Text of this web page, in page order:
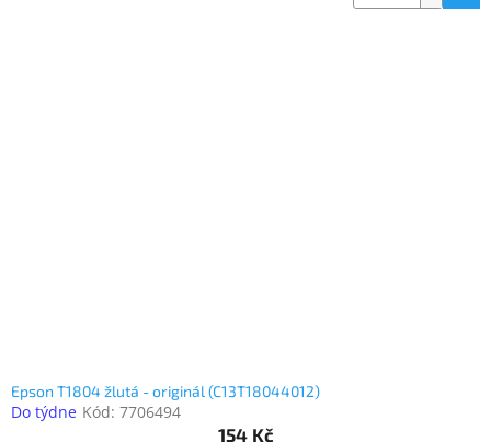
Epson T1804 žlutá - originál (C13T18044012)
Do týdne Kód: 7706494
154 Kč